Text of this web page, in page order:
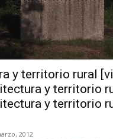
y territorio rural
y territorio
y territorio
2012